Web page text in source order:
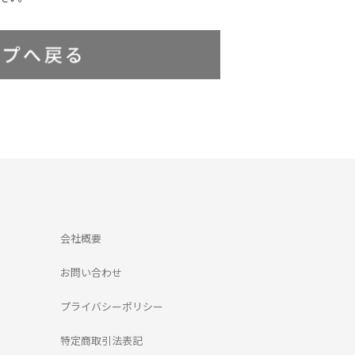
会社概要
お問い合わせ
プライバシーポリシー
特定商取引法表記